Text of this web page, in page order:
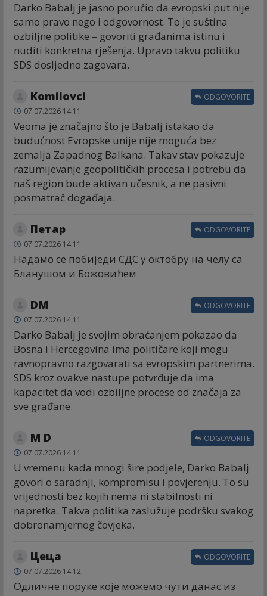
Darko Babalj je jasno poručio da evropski put nije
samo pravo nego i odgovornost. To je suština
ozbiljne politike – govoriti građanima istinu i
nuditi konkretna rješenja. Upravo takvu politiku
SDS dosljedno zagovara.
Komilovci
07.07.2026 14:11
Veoma je značajno što je Babalj istakao da
budućnost Evropske unije nije moguća bez
zemalja Zapadnog Balkana. Takav stav pokazuje
razumijevanje geopolitičkih procesa i potrebu da
naš region bude aktivan učesnik, a ne pasivni
posmatrač događaja.
ODGOVORITE
Петар
07.07.2026 14:11
Надамо се побиједи СДС у октобру на челу са
Бланушом и Божовићем
ODGOVORITE
DM
07.07.2026 14:11
Darko Babalj je svojim obraćanjem pokazao da
Bosna i Hercegovina ima političare koji mogu
ravnopravno razgovarati sa evropskim partnerima.
SDS kroz ovakve nastupe potvrđuje da ima
kapacitet da vodi ozbiljne procese od značaja za
sve građane.
ODGOVORITE
M D
07.07.2026 14:11
U vremenu kada mnogi šire podjele, Darko Babalj
govori o saradnji, kompromisu i povjerenju. To su
vrijednosti bez kojih nema ni stabilnosti ni
napretka. Takva politika zaslužuje podršku svakog
dobronamjernog čovjeka.
ODGOVORITE
Цеца
07.07.2026 14:12
Одличне поруке које можемо чути данас из
ODGOVORITE